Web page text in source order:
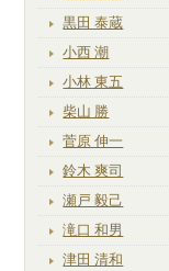
黒田 泰蔵
小西 潮
小林 東五
柴山 勝
菅原 伸一
鈴木 爽司
瀬戸 毅己
滝口 和男
津田 清和